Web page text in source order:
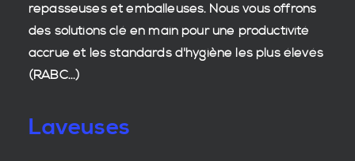
repasseuses et emballeuses. Nous vous offrons
des solutions clé en main pour une productivité
accrue et lesstandards d'hygiène les plus élevés
(RABC...)
Laveuses